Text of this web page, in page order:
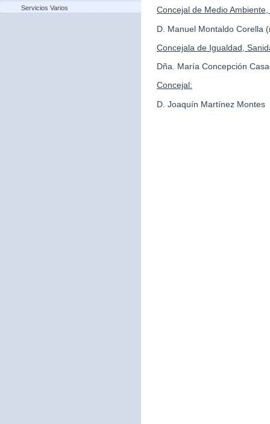
Servicios Varios
Concejal de Medio
D. Manuel Montaldo Corella
Concejala de Igualdad,
Dña. María Concepción
Concejal:
D. Joaquín Martínez Montes